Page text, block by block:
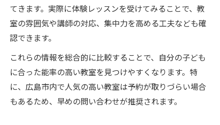
てきます。実際に体験レッスンを受けてみることで、教
室の雰囲気や講師の対応、集中力を高める工夫なども確
認できます。
これらの情報を総合的に比較することで、自分の子ども
に合った能率の高い教室を見つけやすくなります。特
に、広島市内で人気の高い教室は予約が取りづらい場合
もあるため、早めの問い合わせが推奨されます。